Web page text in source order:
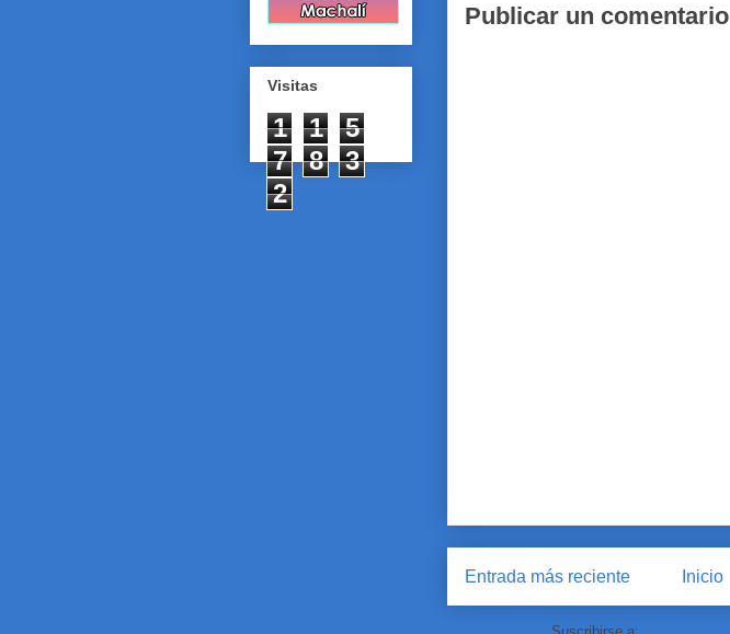
Publicar un comentario
Entrada más reciente Inicio
Visitas
1 1
5
7
8
3
2